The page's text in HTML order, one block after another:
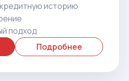
историю
подход
Подробнее